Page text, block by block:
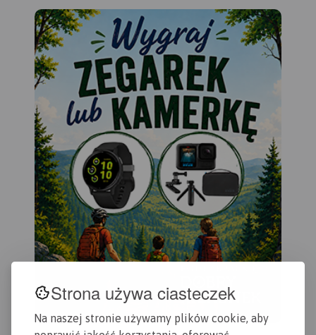
Strona używa ciasteczek
Na naszej stronie używamy plików cookie, aby